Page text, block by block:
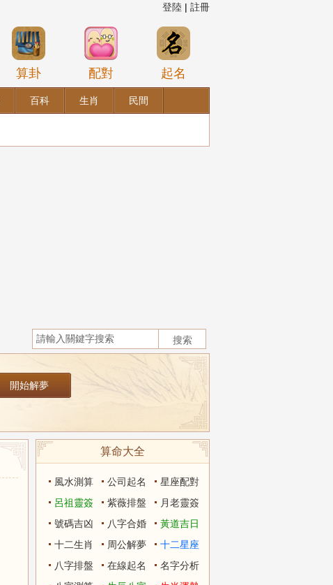
登陸 | 註冊
算卦 配對 起名
百科 生肖 民間
算命大全
風水測算 公司起名
星座配對
呂祖靈簽
紫薇排盤
月老靈簽
號碼吉凶
八字合婚
黃道吉日
十二生肖
周公解夢
十二星座
八字排盤
在線起名
名字分析